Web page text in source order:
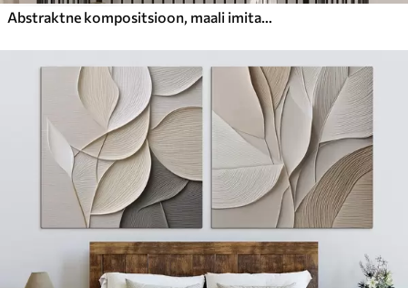
Abstraktne kompositsioon, maali imitatsioon